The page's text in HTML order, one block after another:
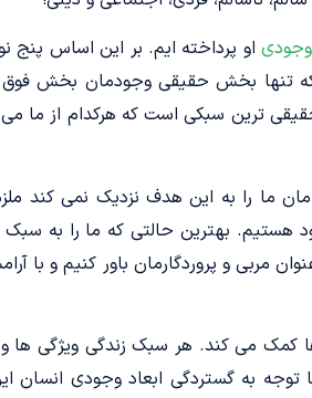
وجودیاو پرداخته ایم. بر این اساس پنج
که تنها بخش حقیقی وجودمان بخش
ترین سبکی است که هرکدام از ما می
ما را به این هدف نزدیک نمی کند
هستیم. بهترین حالتی که ما را به سبک
مربی و پروردگارمان باور کنیم و با
کمک می کند. هر سبک زندگی ویژگی
توجه به گستردگی ابعاد وجودی